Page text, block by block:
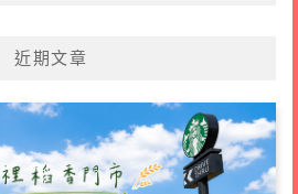
近期文章